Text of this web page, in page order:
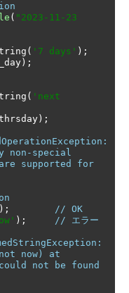
( "2023-11-23
( '7 days' );
);
( 'next
);
non-special
supported for
);
// OK
);
// エラー
now) at
not be found